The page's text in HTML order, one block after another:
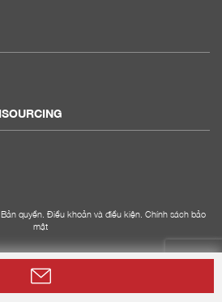
quyền. Điều khoản và điều kiện. Chính sách bảo
mật